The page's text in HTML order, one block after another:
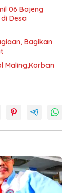
06 Bajeng
Desa
Bagikan
Maling,Korban